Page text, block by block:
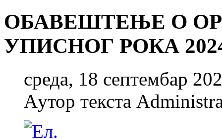
ОБАВЕШТЕЊЕ О
УПИСНОГ РОКА
среда, 18 септембар
Aутор текста